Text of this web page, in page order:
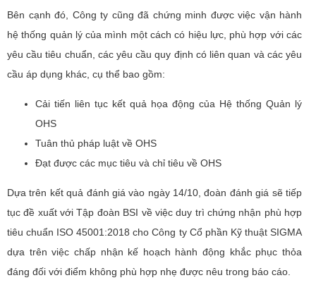
Bên cạnh đó, Công ty cũng đã chứng minh được việc vận hành
hệ thống quản lý của mình một cách có hiệu lực, phù hợp với các
yêu cầu tiêu chuẩn, các yêu cầu quy định có liên quan và các yêu
cầu áp dụng khác, cụ thể bao gồm:
Cải tiến liên tục kết quả họa động của Hệ thống Quản lý
OHS
Tuân thủ pháp luật về OHS
Đạt được các mục tiêu và chỉ tiêu về OHS
Dựa trên kết quả đánh giá vào ngày 14/10, đoàn đánh giá sẽ tiếp
tục đề xuất với Tập đoàn BSI về việc duy trì chứng nhận phù hợp
tiêu chuẩn ISO 45001:2018 cho Công ty Cổ phần Kỹ thuật SIGMA
dựa trên việc chấp nhận kế hoạch hành động khắc phục thỏa
đáng đối với điểm không phù hợp nhẹ được nêu trong báo cáo.